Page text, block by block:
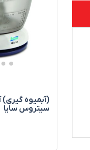
(آبمیوه گیری)
سيتروس سایا